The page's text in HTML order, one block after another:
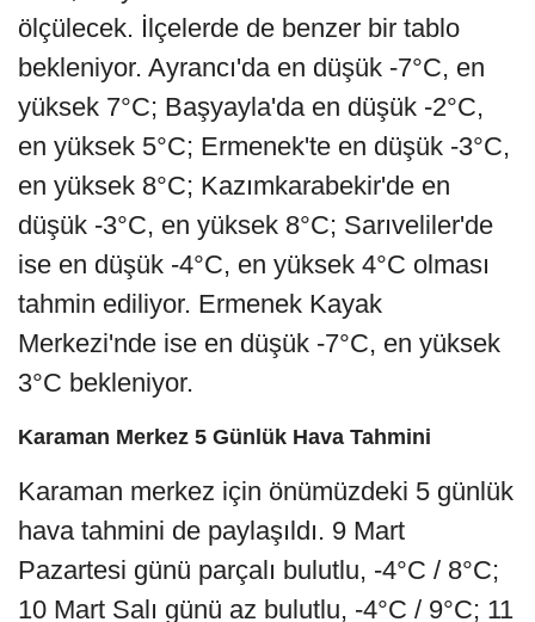
ölçülecek. İlçelerde de benzer bir tablo
bekleniyor. Ayrancı'da en düşük -7°C, en
yüksek 7°C; Başyayla'da en düşük -2°C,
en yüksek 5°C; Ermenek'te en düşük -3°C,
en yüksek 8°C; Kazımkarabekir'de en
düşük -3°C, en yüksek 8°C; Sarıveliler'de
ise en düşük -4°C, en yüksek 4°C olması
tahmin ediliyor. Ermenek Kayak
Merkezi'nde ise en düşük -7°C, en yüksek
3°C bekleniyor.
Karaman Merkez 5 Günlük Hava Tahmini
Karaman merkez için önümüzdeki 5 günlük
hava tahmini de paylaşıldı. 9 Mart
Pazartesi günü parçalı bulutlu, -4°C / 8°C;
10 Mart Salı günü az bulutlu, -4°C / 9°C; 11